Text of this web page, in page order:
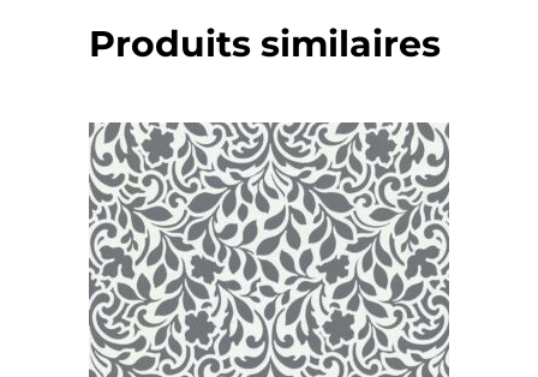
Produits similaires